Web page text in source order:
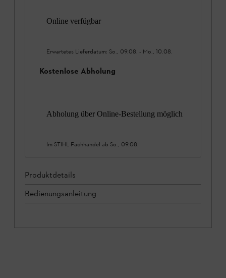
Online verfügbar
Erwartetes Lieferdatum: So., 09.08. - Mo., 10.08.
Kostenlose Abholung
Abholung über Online-Bestellung möglich
Im STIHL Fachhandel ab So., 09.08.
Produktdetails
Bedienungsanleitung